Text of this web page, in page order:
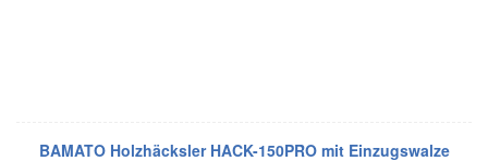
BAMATO Holzhäcksler HACK-150PRO mit Einzugswalze